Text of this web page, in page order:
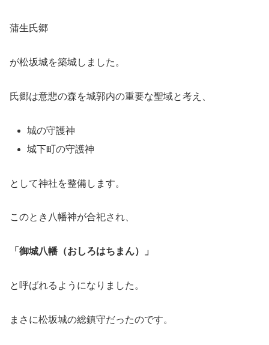
蒲生氏郷
が松坂城を築城しました。
氏郷は意悲の森を城郭内の重要な聖域と考え、
城の守護神
城下町の守護神
として神社を整備します。
このとき八幡神が合祀され、
「御城八幡（おしろはちまん）」
と呼ばれるようになりました。
まさに松坂城の総鎮守だったのです。